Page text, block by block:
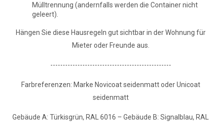
Mülltrennung (andernfalls werden die Container nicht
geleert).
Hängen Sie diese Hausregeln gut sichtbar in der Wohnung für
Mieter oder Freunde aus.
-------------------------------------------------
Farbreferenzen: Marke Novicoat seidenmatt oder Unicoat
seidenmatt
Gebäude A: Türkisgrün, RAL 6016 – Gebäude B: Signalblau, RAL